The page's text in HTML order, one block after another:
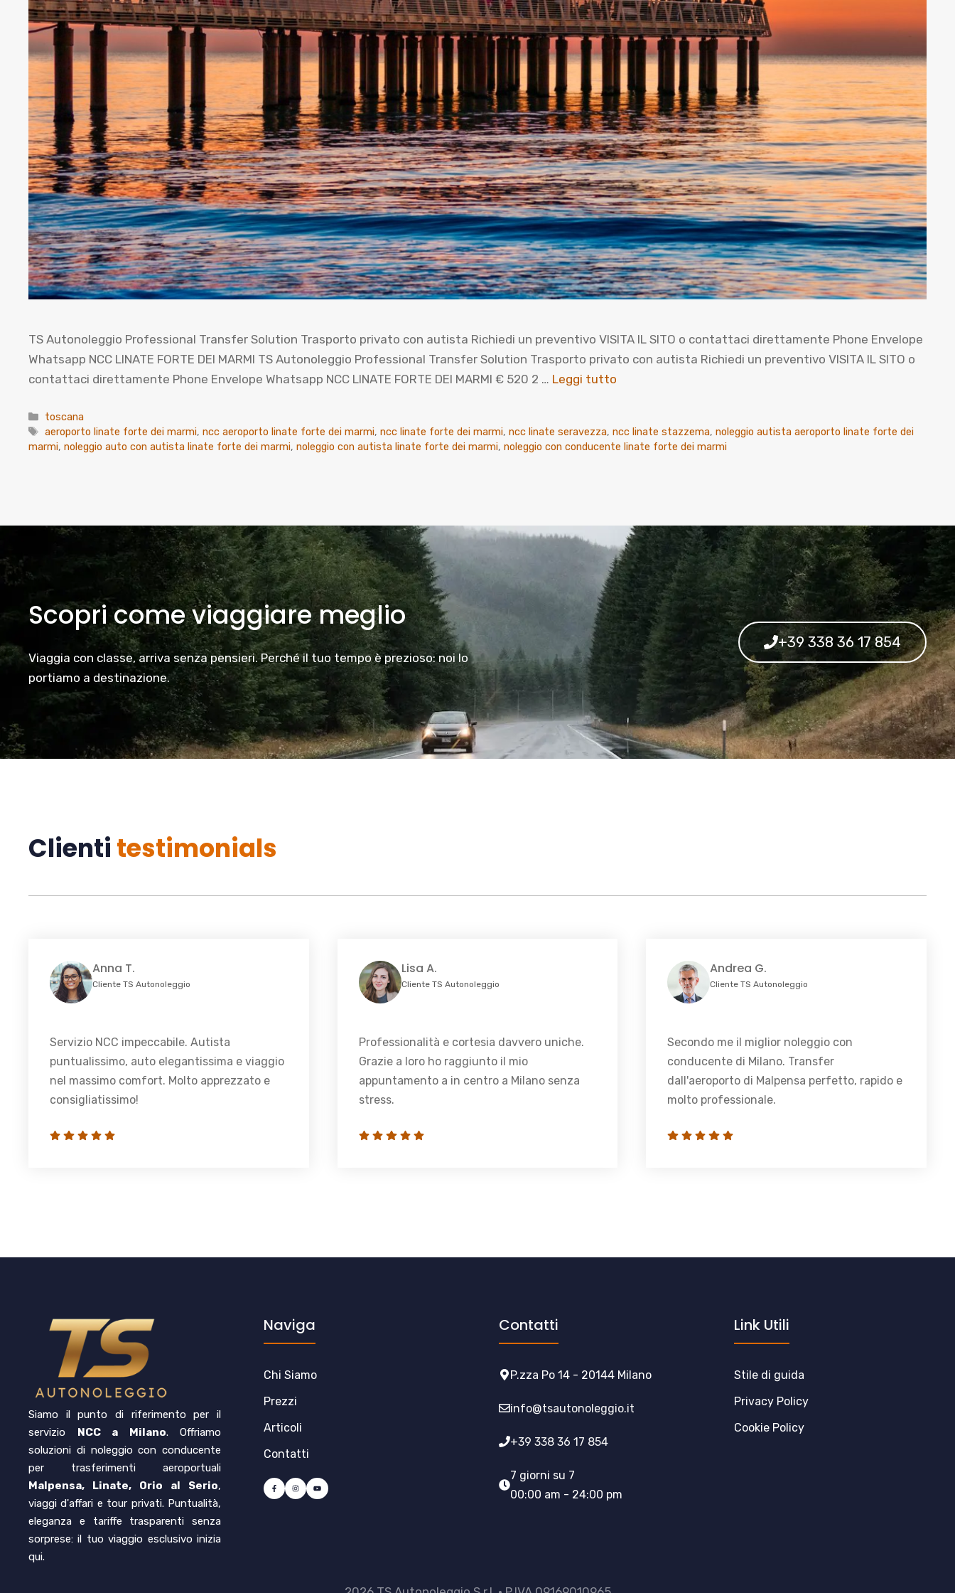
TS Autonoleggio Professional Transfer Solution Trasporto privato con autista Richiedi un preventivo VISITA IL SITO o contattaci direttamente Phone Envelope
Whatsapp NCC LINATE FORTE DEI MARMI TS Autonoleggio Professional Transfer Solution Trasporto privato con autista Richiedi un preventivo VISITA IL SITO o
contattaci direttamente Phone Envelope Whatsapp NCC LINATE FORTE DEI MARMI € 520 2 … Leggi tutto
Categorie
toscana
Tag
aeroporto linate forte dei marmi,ncc aeroporto linate forte dei marmi,ncc linate forte dei marmi,ncc linate seravezza,ncc linate stazzema,noleggio autista aeroporto linate forte dei
marmi, noleggio auto con autista linate forte dei marmi, noleggio con autista linate forte dei marmi, noleggio con conducente linate forte dei marmi
Scopri come viaggiare meglio
Viaggia con classe, arriva senza pensieri. Perché il tuo tempo è prezioso: noi lo
portiamo a destinazione.
+39 338 36 17 854
Clienti testimonials
Anna T.
Cliente TS Autonoleggio
Servizio NCC impeccabile. Autista
puntualissimo, auto elegantissima e viaggio
nel massimo comfort. Molto apprezzato e
consigliatissimo!
Lisa A.
Cliente TS Autonoleggio
Professionalità e cortesia davvero uniche.
Grazie a loro ho raggiunto il mio
appuntamento a in centro a Milano senza
stress.
Andrea G.
Cliente TS Autonoleggio
Secondo me il miglior noleggio con
conducente di Milano. Transfer
dall'aeroporto di Malpensa perfetto, rapido e
molto professionale.
Siamo il punto di riferimento per il
servizio NCC a Milano. Offriamo
soluzioni di noleggio con conducente
per trasferimenti aeroportuali
Malpensa, Linate, Orio al Serio,
viaggi d'affari e tour privati. Puntualità,
eleganza e tariffe trasparenti senza
sorprese: il tuo viaggio esclusivo inizia
qui.
Naviga
Chi Siamo
Prezzi
Articoli
Contatti
Contatti
P.zza Po 14 - 20144 Milano
info@tsautonoleggio.it
+39 338 36 17 854
7 giorni su 7
00:00 am - 24:00 pm
Link Utili
Stile di guida
Privacy Policy
Cookie Policy